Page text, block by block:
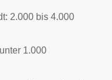
2.000 bis 4.000
1.000